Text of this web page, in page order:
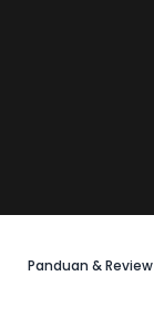
Panduan & Review